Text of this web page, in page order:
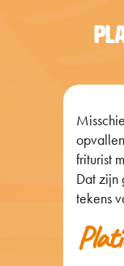
friturist
Dat zijn
tekens